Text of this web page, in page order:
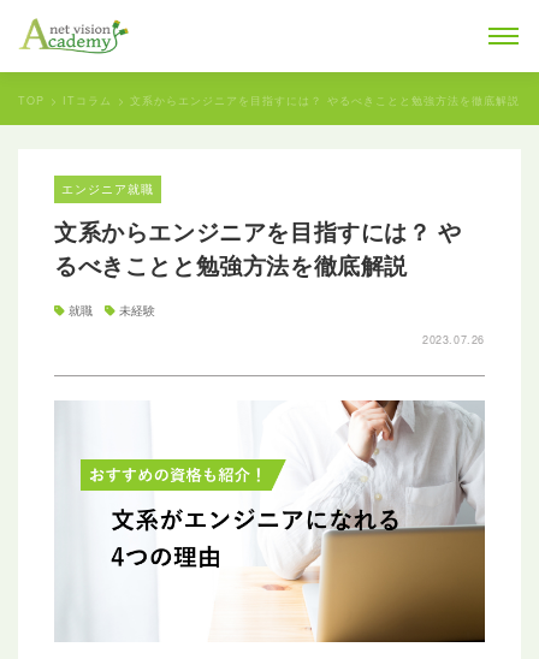
TOP ITコラム 文系からエンジニアを目指すには？ やるべきことと勉強方法を徹底解説
エンジニア就職
文系からエンジニアを目指すには？ や
るべきことと勉強方法を徹底解説
就職 未経験
2023.07.26